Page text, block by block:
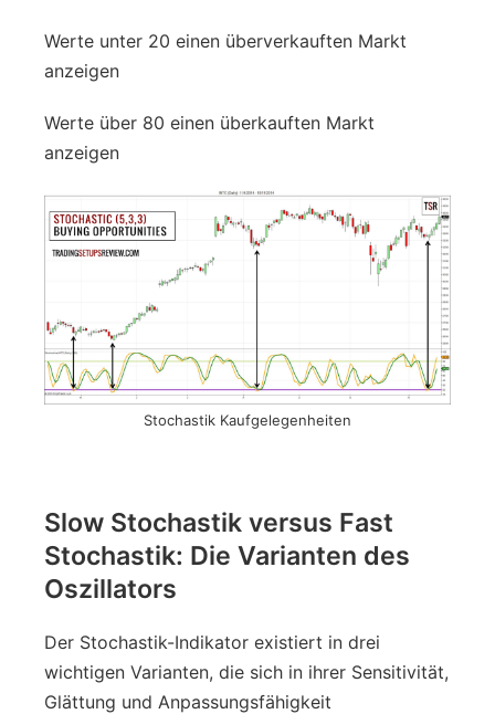
Werte unter 20 einen überverkauften Markt
anzeigen
Werte über 80 einen überkauften Markt
anzeigen
Stochastik Kaufgelegenheiten
Slow Stochastik versus Fast
Stochastik: Die Varianten des
Oszillators
Der Stochastik-Indikator existiert in drei
wichtigen Varianten, die sich in ihrer Sensitivität,
Glättung und Anpassungsfähigkeit